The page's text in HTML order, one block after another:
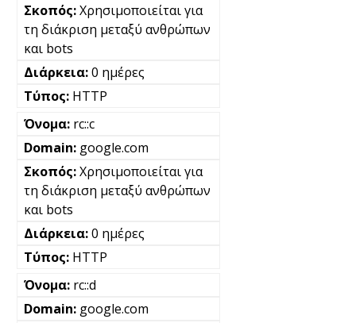
Χρησιμοποιείται για
τη διάκριση μεταξύ ανθρώπων
και bots
0 ημέρες
HTTP
rc::c
google.com
Χρησιμοποιείται για
τη διάκριση μεταξύ ανθρώπων
και bots
0 ημέρες
HTTP
rc::d
google.com